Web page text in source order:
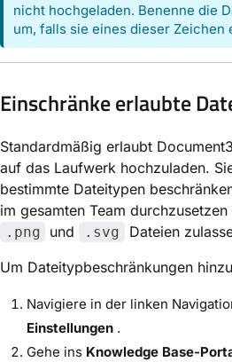
nicht hochgeladen. Benenne die
um, falls sie eines dieser Zeichen
Einschränke erlaubte
Standardmäßig erlaubt
auf das Laufwerk hochzuladen.
bestimmte Dateitypen
im gesamten Team
.png und .svg
Dateien
Um Dateitypbeschränkungen
Navigiere in der linken
Einstellungen .
Gehe ins Knowledge Base-